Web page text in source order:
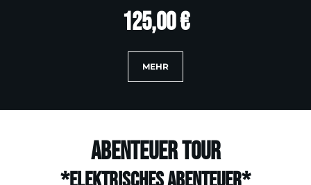
125,00 €
MEHR
Abenteuer Tour